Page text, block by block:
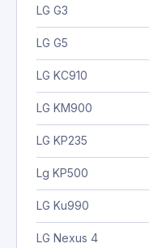
LG G3
LG G5
LG KC910
LG KM900
LG KP235
Lg KP500
LG Ku990
LG Nexus 4